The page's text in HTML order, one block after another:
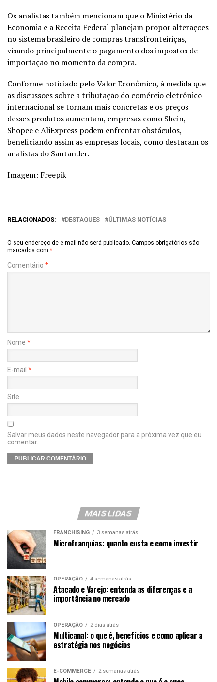
Os analistas também mencionam que o Ministério da
Economia e a Receita Federal planejam propor alterações
no sistema brasileiro de compras transfronteiriças,
visando principalmente o pagamento dos impostos de
importação no momento da compra.
Conforme noticiado pelo Valor Econômico, à medida que
as discussões sobre a tributação do comércio eletrônico
internacional se tornam mais concretas e os preços
desses produtos aumentam, empresas como Shein,
Shopee e AliExpress podem enfrentar obstáculos,
beneficiando assim as empresas locais, como destacam os
analistas do Santander.
Imagem: Freepik
RELACIONADOS: DESTAQUES ÚLTIMAS NOTÍCIAS
O seu endereço de e-mail não será publicado. Campos obrigatórios são
marcados com *
Comentário *
Nome *
E-mail *
Site
Salvar meus dados neste navegador para a próxima vez que eu
comentar.
MAIS LIDAS
FRANCHISING 3 semanas atrás
Microfranquias: quanto custa e como investir
OPERAÇÃO 4 semanas atrás
Atacado e Varejo: entenda as diferenças e a
importância no mercado
OPERAÇÃO 2 dias atrás
Multicanal: o que é, benefícios e como aplicar a
estratégia nos negócios
E-COMMERCE 2 semanas atrás